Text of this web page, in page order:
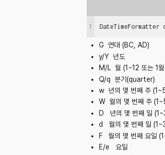
1
G
연대 (BC, AD)
y/Y 년도
M/L 월 (1~12 또는 1
Q/q 분기(quarter)
w 년의 몇 번째 주
W 월의 몇 번째 주
D
년의 몇 번째 일
d
월의 몇 번째 일
F
월의 몇 번째 요일
E/e
요일